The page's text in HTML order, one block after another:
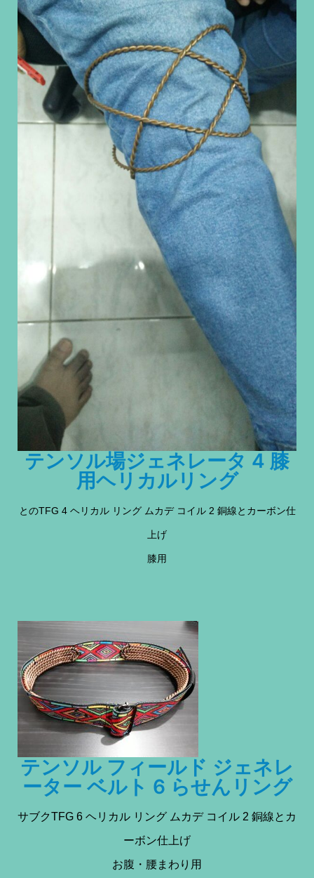
テンソル場ジェネレータ 4 膝
用ヘリカルリング
とのTFG 4 ヘリカル リング ムカデ コイル 2 銅線とカーボン仕
上げ
膝用
テンソル フィールド ジェネレ
ーター ベルト 6 らせんリング
サブクTFG 6 ヘリカル リング ムカデ コイル 2 銅線とカ
ーボン仕上げ
お腹・腰まわり用